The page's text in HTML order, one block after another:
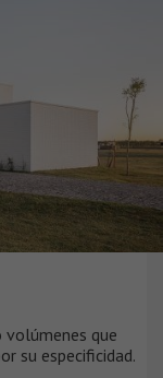
volúmenes que
su especificidad.